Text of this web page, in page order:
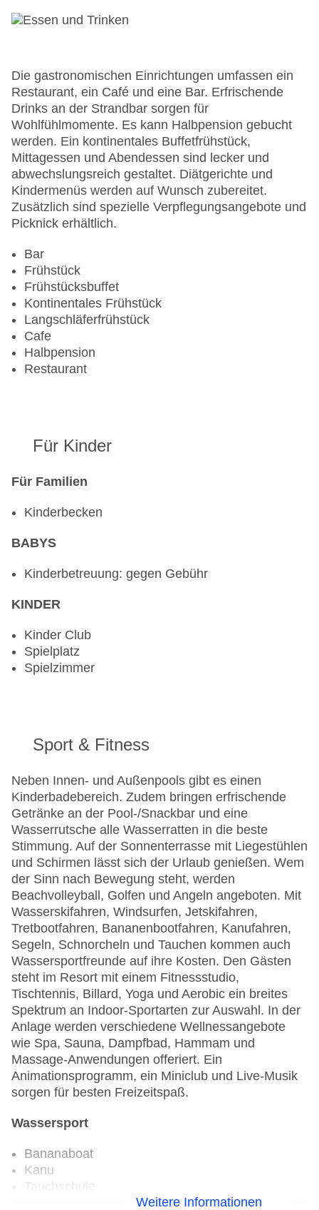
Garage
Hotelsafe
WLAN/WiFi im Hotel
Letzte umfassende Renovierung: 2011
Lift
Minimarkt
Anzahl der Konferenzräume: 1
Anzahl der Aufzüge: 1
Zimmerservice
Sonnenterrasse
Gesamtanzahl der Stockwerke: 2
Pools:Kinderbecken, Aquapark: ohne Gebühr,
Indoor Pool, Outdoor Pool, Sonnenschirme am
Pool, Liegen am Pool, Wasserrutsche
Zahlungsarten: American Express, Diners Club,
EC Maestro, Mastercard, Visa
Landeskategorie: 4 Sterne
Die gastronomischen Einrichtungen umfassen ein
Restaurant, ein Café und eine Bar. Erfrischende
Drinks an der Strandbar sorgen für
Wohlfühlmomente. Es kann Halbpension gebucht
werden. Ein kontinentales Buffetfrühstück,
Mittagessen und Abendessen sind lecker und
abwechslungsreich gestaltet. Diätgerichte und
Kindermenüs werden auf Wunsch zubereitet.
Zusätzlich sind spezielle Verpflegungsangebote und
Picknick erhältlich.
Bar
Frühstück
Frühstücksbuffet
Kontinentales Frühstück
Langschläferfrühstück
Cafe
Halbpension
Restaurant
Für Kinder
Für Familien
Kinderbecken
BABYS
Kinderbetreuung: gegen Gebühr
KINDER
Kinder Club
Spielplatz
Spielzimmer
Sport & Fitness
Neben Innen- und Außenpools gibt es einen
Kinderbadebereich. Zudem bringen erfrischende
Getränke an der Pool-/Snackbar und eine
Wasserrutsche alle Wasserratten in die beste
Stimmung. Auf der Sonnenterrasse mit Liegestühlen
und Schirmen lässt sich der Urlaub genießen. Wem
der Sinn nach Bewegung steht, werden
Beachvolleyball, Golfen und Angeln angeboten. Mit
Wasserskifahren, Windsurfen, Jetskifahren,
Tretbootfahren, Bananenbootfahren, Kanufahren,
Segeln, Schnorcheln und Tauchen kommen auch
Wassersportfreunde auf ihre Kosten. Den Gästen
steht im Resort mit einem Fitnessstudio,
Tischtennis, Billard, Yoga und Aerobic ein breites
Spektrum an Indoor-Sportarten zur Auswahl. In der
Anlage werden verschiedene Wellnessangebote
wie Spa, Sauna, Dampfbad, Hammam und
Massage-Anwendungen offeriert. Ein
Animationsprogramm, ein Miniclub und Live-Musik
sorgen für besten Freizeitspaß.
Wassersport
Bananaboat
Kanu
Tauchschule
Weitere Informationen